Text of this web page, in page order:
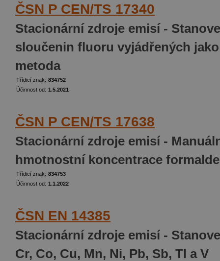
ČSN P CEN/TS 17340
Stacionární zdroje emisí -
sloučenin fluoru vyjádřených
metoda
Třídicí znak: 834752
Účinnost od: 1.5.2021
ČSN P CEN/TS 17638
Stacionární zdroje emisí -
hmotnostní koncentrace
Třídicí znak: 834753
Účinnost od: 1.1.2022
ČSN EN 14385
Stacionární zdroje emisí -
Cr, Co, Cu, Mn, Ni, Pb, Sb, Tl a V